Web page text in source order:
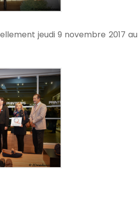
jeudi 9 novembre 2017 au